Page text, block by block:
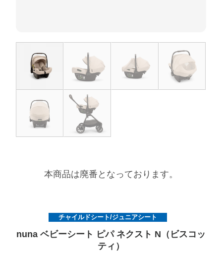
このサイトについて
プライバシーポリシー
サイトマップ
× 閉じる
本商品は廃番となっております。
チャイルドシート/ジュニアシート
nuna ベビーシート ピパ ネクスト N（ビスコッ
ティ）